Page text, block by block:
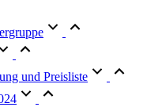
und Preisliste